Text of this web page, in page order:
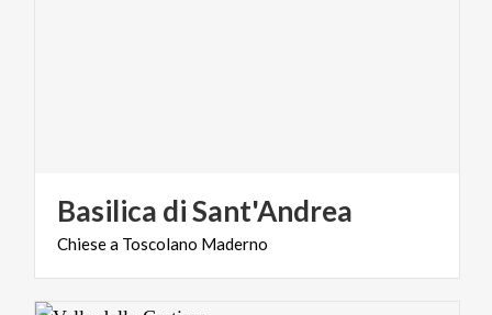
Basilica diSant'Andrea
Chiesea Toscolano Maderno